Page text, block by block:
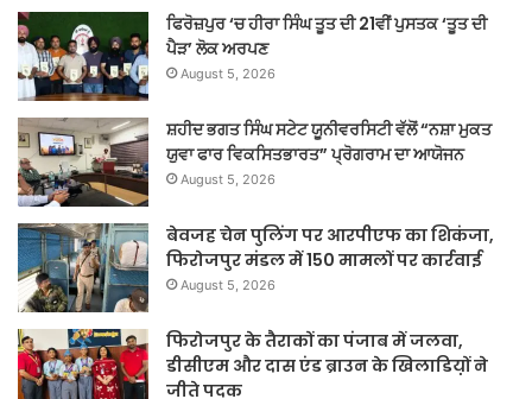
ਫਿਰੋਜ਼ਪੁਰ ‘ਚ ਹੀਰਾ ਸਿੰਘ ਤੂਤ ਦੀ 21ਵੀਂ ਪੁਸਤਕ ‘ਤੂਤ ਦੀ
ਪੈੜ’ ਲੋਕ ਅਰਪਣ
August 5, 2026
ਸ਼ਹੀਦ ਭਗਤ ਸਿੰਘ ਸਟੇਟ ਯੂਨੀਵਰਸਿਟੀ ਵੱਲੋਂ “ਨਸ਼ਾ ਮੁਕਤ
ਯੁਵਾ ਫਾਰ ਵਿਕਸਿਤਭਾਰਤ” ਪ੍ਰੋਗਰਾਮ ਦਾ ਆਯੋਜਨ
August 5, 2026
बेवजह चेन पुलिंग पर आरपीएफ का शिकंजा,
फिरोजपुर मंडल में 150 मामलों पर कार्रवाई
August 5, 2026
फिरोजपुर के तैराकों का पंजाब में जलवा,
डीसीएम और दास एंड ब्राउन के खिलाडिय़ों ने
जीते पदक